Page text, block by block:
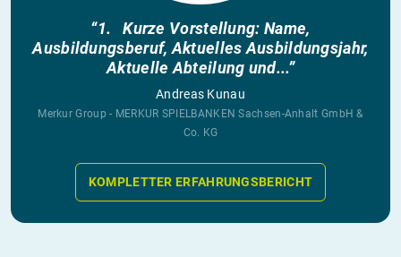
“1. Kurze Vorstellung: Name,
Ausbildungsberuf, Aktuelles Ausbildungsjahr,
Aktuelle Abteilung und...”
Andreas Kunau
Merkur Group - MERKUR SPIELBANKEN Sachsen-Anhalt GmbH &
Co. KG
KOMPLETTER ERFAHRUNGSBERICHT